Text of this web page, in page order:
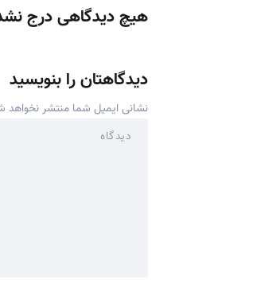
هیچ دیدگاهی درج
دیدگاهتان را بنویسید
نشانی ایمیل شما منتشر نخواهد